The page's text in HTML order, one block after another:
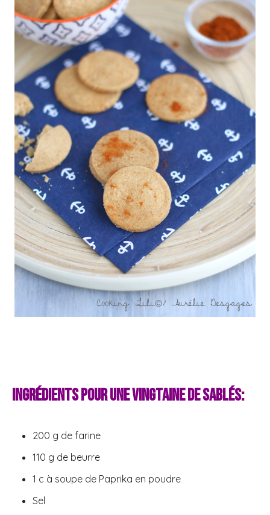
Ingrédients pour une vingtaine de sablés:
200 g de farine
110 g de beurre
1 c à soupe de Paprika en poudre
Sel